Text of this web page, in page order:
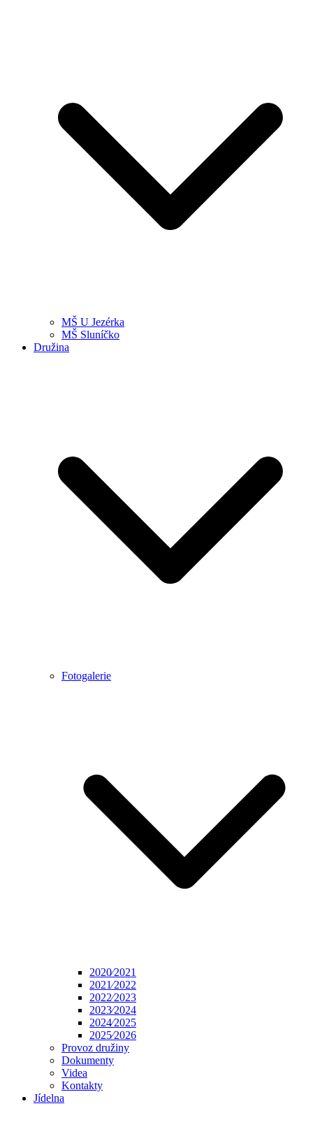
MŠ U Jezérka
MŠ Sluníčko
Družina
Fotogalerie
2020⁄2021
2021⁄2022
2022⁄2023
2023⁄2024
2024⁄2025
2025⁄2026
Provoz družiny
Dokumenty
Videa
Kontakty
Jídelna